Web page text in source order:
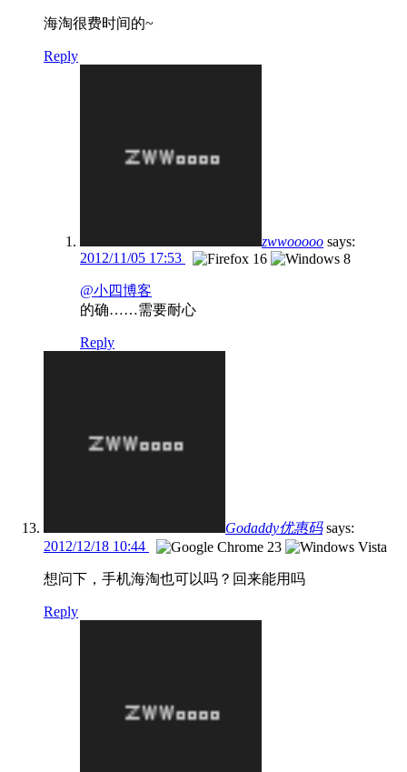
海淘很费时间的~
Reply
zwwooooo says:
2012/11/05 17:53
@小四博客
的确……需要耐心
Reply
Godaddy优惠码 says:
2012/12/18 10:44
想问下，手机海淘也可以吗？回来能用吗
Reply